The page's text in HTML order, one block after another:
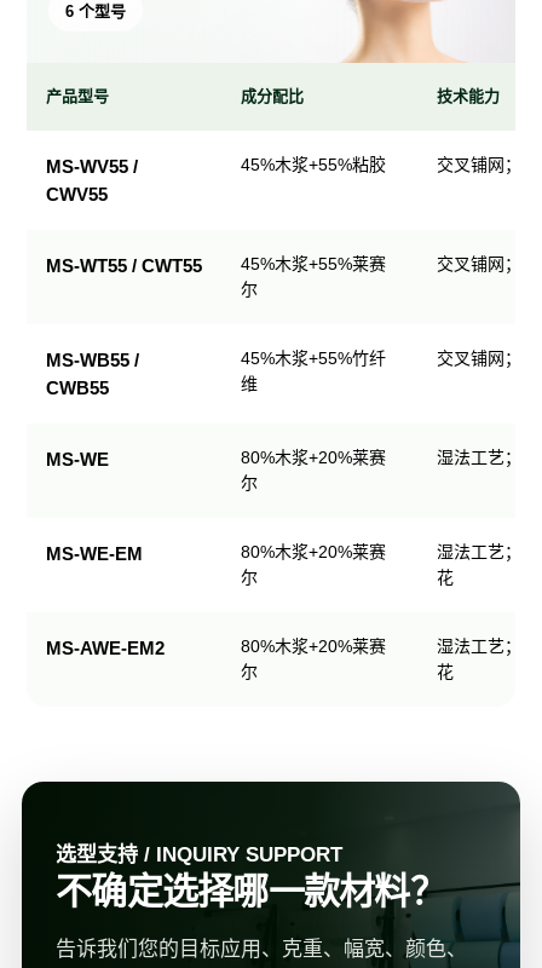
6 个型号
产品型号 成分配比 技术能力
MS-WV55 /
CWV55
45%木浆+55%粘胶 交叉铺网；
MS-WT55 / CWT55
45%木浆+55%莱赛
尔
交叉铺网；
MS-WB55 /
CWB55
45%木浆+55%竹纤
维
交叉铺网；
MS-WE
80%木浆+20%莱赛
尔
湿法工艺；
MS-WE-EM
80%木浆+20%莱赛
尔
湿法工艺；
花
MS-AWE-EM2
80%木浆+20%莱赛
尔
湿法工艺；
花
选型支持 / INQUIRY SUPPORT
不确定选择哪一款材料？
告诉我们您的目标应用、克重、幅宽、颜色、